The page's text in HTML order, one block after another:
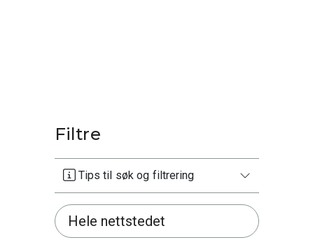
Filtre
Tips til søk og filtrering
Hele nettstedet